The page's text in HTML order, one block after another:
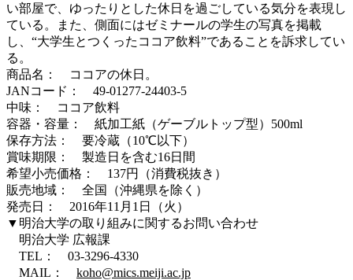
い部屋で、ゆったりとした休日を過ごしている気分を表現し
ている。また、側面にはゼミナールの学生の写真を掲載
し、“大学生とつくったココア飲料”であることを訴求してい
る。
商品名： ココアの休日。
JANコード： 49-01277-24403-5
中味： ココア飲料
容器・容量： 紙加工紙（ゲーブルトップ型）500ml
保存方法： 要冷蔵（10℃以下）
賞味期限： 製造日を含む16日間
希望小売価格： 137円（消費税抜き）
販売地域： 全国（沖縄県を除く）
発売日： 2016年11月1日（火）
▼明治大学の取り組みに関するお問い合わせ
明治大学 広報課
TEL： 03-3296-4330
MAIL： koho@mics.meiji.ac.jp